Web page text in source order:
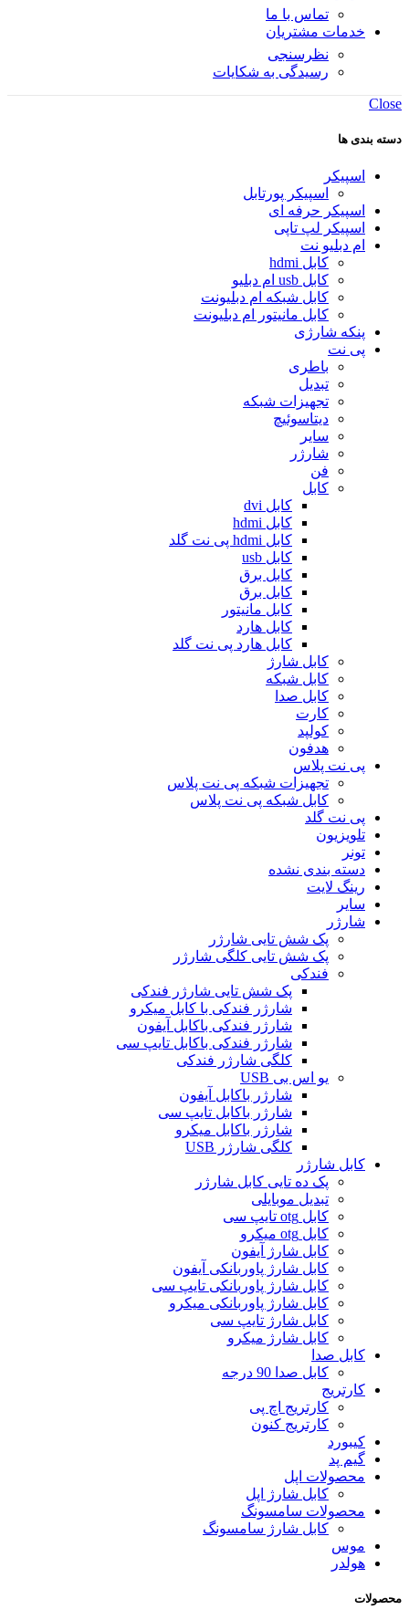
تماس با ما
خدمات مشتریان
نظرسنجی
رسیدگی به شکایات
Close
دسته بندی ها
اسپیکر
اسپیکر پورتابل
اسپیکر حرفه ای
اسپیکر لپ تاپی
ام دبلیو نت
کابل hdmi
کابل usb ام دبلیو
کابل شبکه ام دبلیونت
کابل مانیتور ام دبلیونت
پنکه شارژی
پی نت
باطری
تبدیل
تجهیزات شبکه
دیتاسوئیچ
سایر
شارژر
فن
کابل
کابل dvi
کابل hdmi
کابل hdmi پی نت گلد
کابل usb
کابل برق
کابل برق
کابل مانیتور
کابل هارد
کابل هارد پی نت گلد
کابل شارژ
کابل شبکه
کابل صدا
کارت
کولپد
هدفون
پی نت پلاس
تجهیزات شبکه پی نت پلاس
کابل شبکه پی نت پلاس
پی نت گلد
تلویزیون
تونر
دسته بندی نشده
رینگ لایت
سایر
شارژر
پک شش تایی شارژر
پک شش تایی کلگی شارژر
فندکی
پک شش تایی شارژر فندکی
شارژر فندکی با کابل میکرو
شارژر فندکی باکابل آیفون
شارژر فندکی باکابل تایپ سی
کلگی شارژر فندکی
یو اس بی USB
شارژر باکابل آیفون
شارژر باکابل تایپ سی
شارژر باکابل میکرو
کلگی شارژر USB
کابل شارژر
پک ده تایی کابل شارژر
تبدیل موبایلی
کابل otg تایپ سی
کابل otg میکرو
کابل شارژ آیفون
کابل شارژ پاوربانکی آیفون
کابل شارژ پاوربانکی تایپ سی
کابل شارژ پاوربانکی میکرو
کابل شارژ تایپ سی
کابل شارژ میکرو
کابل صدا
کابل صدا 90 درجه
کارتریج
کارتریج اچ پی
کارتریج کنون
کیبورد
گیم پد
محصولات اپل
کابل شارژ اپل
محصولات سامسونگ
کابل شارژ سامسونگ
موس
هولدر
محصولات